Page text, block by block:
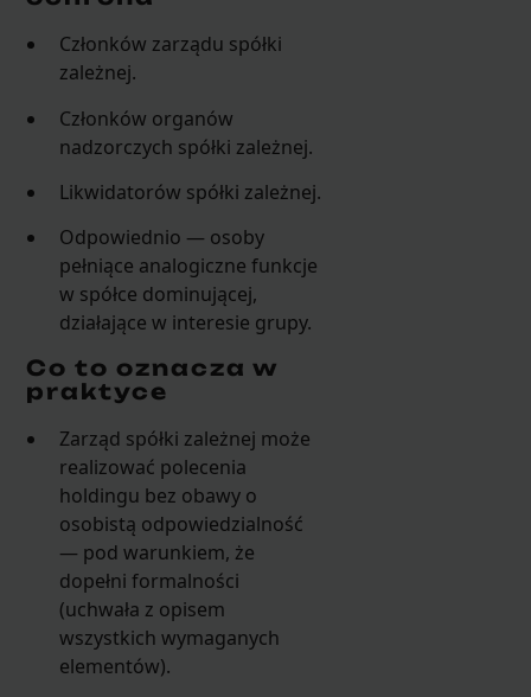
Członków zarządu spółki
zależnej.
Członków organów
nadzorczych spółki zależnej.
Likwidatorów spółki zależnej.
Odpowiednio — osoby
pełniące analogiczne funkcje
w spółce dominującej,
działające w interesie grupy.
Co to oznacza w
praktyce
Zarząd spółki zależnej może
realizować polecenia
holdingu bez obawy o
osobistą odpowiedzialność
— pod warunkiem, że
dopełni formalności
(uchwała z opisem
wszystkich wymaganych
elementów).